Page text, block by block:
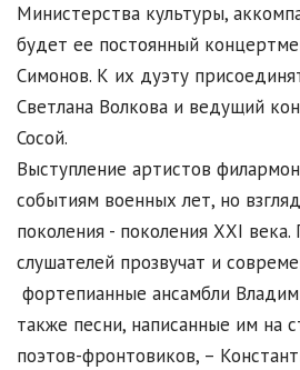
Министерства культуры,
будет ее постоянный
Симонов. К их дуэту
Светлана Волкова и ведущий
Сосой.
Выступление артистов
событиям военных лет, но
поколения - поколения ХХI
слушателей прозвучат и
фортепианные ансамбли
также песни, написанные им на
поэтов-фронтовиков, –